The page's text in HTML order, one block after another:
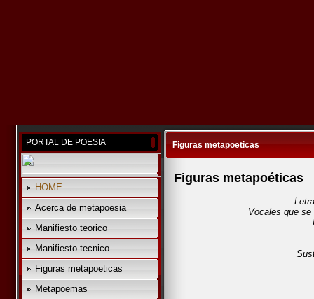
PORTAL DE POESIA
HOME
Acerca de metapoesia
Manifiesto teorico
Manifiesto tecnico
Figuras metapoeticas
Metapoemas
Figuras metapoeticas
Figuras metapoéticas
Vocales que